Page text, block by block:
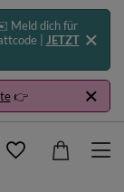
Meld dich für
| JETZT
👉